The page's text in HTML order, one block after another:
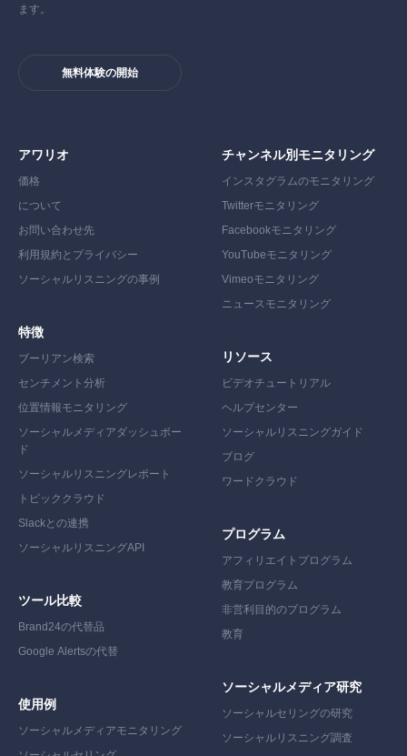
ます。
無料体験の開始
アワリオ
価格
について
お問い合わせ先
利用規約とプライバシー
ソーシャルリスニングの事例
特徴
ブーリアン検索
センチメント分析
位置情報モニタリング
ソーシャルメディアダッシュボー
ド
ソーシャルリスニングレポート
トピッククラウド
Slackとの連携
ソーシャルリスニングAPI
ツール比較
Brand24の代替品
Google Alertsの代替
使用例
ソーシャルメディアモニタリング
チャンネル別モニタリング
インスタグラムのモニタリング
Twitterモニタリング
Facebookモニタリング
YouTubeモニタリング
Vimeoモニタリング
ニュースモニタリング
リソース
ビデオチュートリアル
ヘルプセンター
ソーシャルリスニングガイド
ブログ
ワードクラウド
プログラム
アフィリエイトプログラム
教育プログラム
非営利目的のプログラム
教育
ソーシャルメディア研究
ソーシャルセリングの研究
ソーシャルリスニング調査